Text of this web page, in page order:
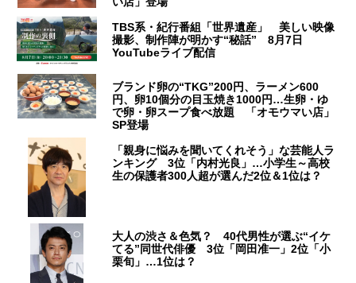
TBS系・紀行番組「世界遺産」 美しい映像
撮影、制作陣が明かす“秘話” 8月7日
YouTubeライブ配信
ブランド卵の“TKG”200円、ラーメン600
円、卵10個分の目玉焼き1000円…生卵・ゆ
で卵・卵スープ食べ放題 「オモウマい店」
SP登場
「親身に悩みを聞いてくれそう」な芸能人ラ
ンキング 3位「内村光良」…小学生～高校
生の保護者300人超が選んだ2位＆1位は？
大人の渋さ＆色気？ 40代男性が選ぶ“イケ
てる”同世代俳優 3位「岡田准一」2位「小
栗旬」…1位は？